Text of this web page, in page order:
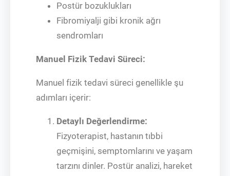
Postür bozuklukları
Fibromiyalji gibi kronik ağrı
sendromları
Manuel Fizik Tedavi Süreci:
Manuel fizik tedavi süreci genellikle şu
adımları içerir:
Detaylı Değerlendirme:
Fizyoterapist, hastanın tıbbi
geçmişini, semptomlarını ve yaşam
tarzını dinler. Postür analizi, hareket